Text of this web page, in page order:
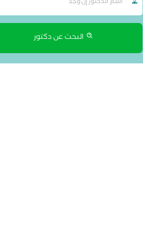
البحث عن دكتور